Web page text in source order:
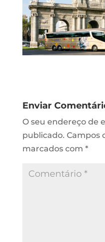
Enviar
O seu endereço de
publicado. Campos
marcados com *